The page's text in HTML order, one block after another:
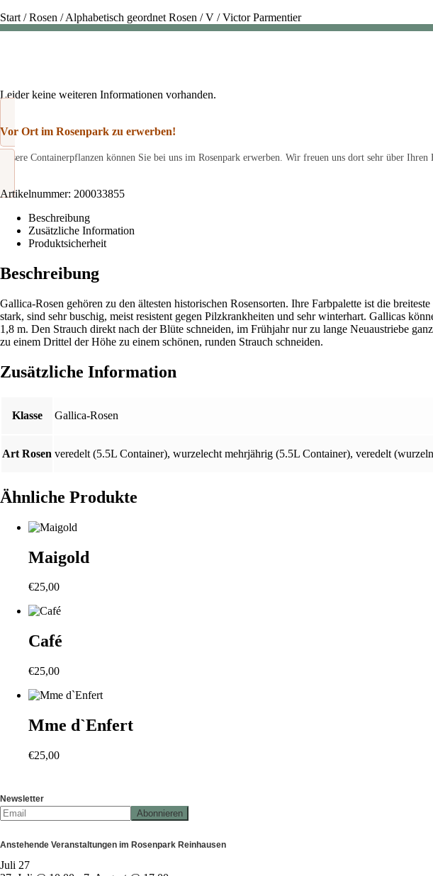
Start /Rosen /Alphabetisch geordnet Rosen /V /Victor Parmentier
Leider keine weiteren Informationen vorhanden.
Vor Ort im Rosenpark zu erwerben!
Unsere Containerpflanzen können Sie bei uns im Rosenpark erwerben. Wir freuen uns dort sehr über Ihren
Artikelnummer: 200033855
Beschreibung
Zusätzliche Information
Produktsicherheit
Beschreibung
Gallica-Rosen gehören zu den ältesten historischen Rosensorten. Ihre Farbpalette ist die
stark, sind sehr buschig, meist resistent gegen Pilzkrankheiten und sehr winterhart. Gallicas
1,8 m. Den Strauch direkt nach der Blüte schneiden, im Frühjahr nur zu lange Neuaustriebe
zu einem Drittel der Höhe zu einem schönen, runden Strauch schneiden.
Zusätzliche Information
Klasse Gallica-Rosen
Art Rosen veredelt (5.5L Container), wurzelecht mehrjährig (5.5L Container), veredelt
Ähnliche Produkte
Maigold
€25,00
Café
€25,00
Mme d`Enfert
€25,00
Newsletter
Anstehende Veranstaltungen im Rosenpark Reinhausen
Juli 27